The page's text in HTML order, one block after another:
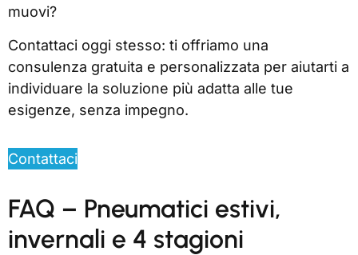
muovi?
Contattaci oggi stesso: ti offriamo una
consulenza gratuita e personalizzata per aiutarti a
individuare la soluzione più adatta alle tue
esigenze, senza impegno.
Contattaci
FAQ – Pneumatici estivi,
invernali e 4 stagioni